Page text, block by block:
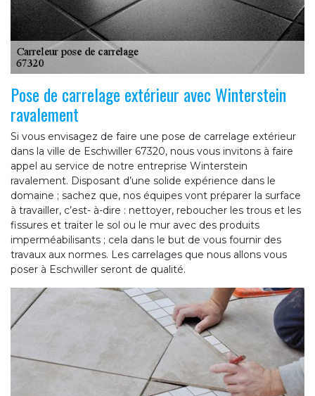
Pose de carrelage extérieur avec Winterstein
ravalement
Si vous envisagez de faire une pose de carrelage extérieur
dans la ville de Eschwiller 67320, nous vous invitons à faire
appel au service de notre entreprise Winterstein
ravalement. Disposant d’une solide expérience dans le
domaine ; sachez que, nos équipes vont préparer la surface
à travailler, c’est- à-dire : nettoyer, reboucher les trous et les
fissures et traiter le sol ou le mur avec des produits
imperméabilisants ; cela dans le but de vous fournir des
travaux aux normes. Les carrelages que nous allons vous
poser à Eschwiller seront de qualité.